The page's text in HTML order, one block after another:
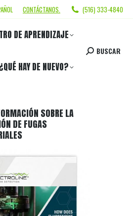
CONTÁCTANOS. (516) 333-4840
DE APRENDIZAJE
HAY DE NUEVO?
BUSCAR
SOBRE LA
DE FUGAS